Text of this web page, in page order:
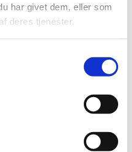
har givet dem, eller som
deres tjenester.